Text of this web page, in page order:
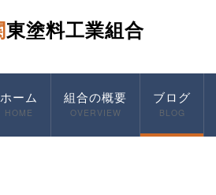
関東塗料工業組合
ホーム
HOME
組合の概要
OVERVIEW
ブログ
BLOG